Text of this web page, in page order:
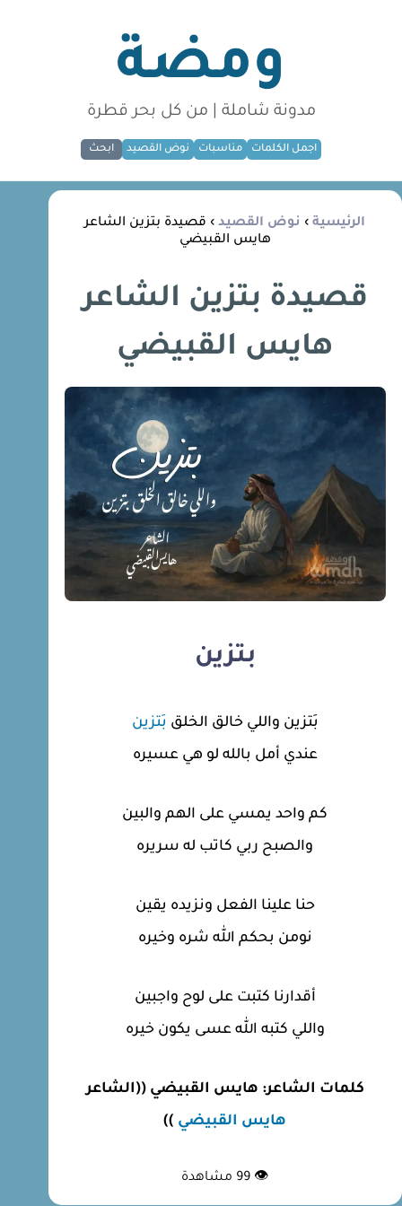
ومضة
مدونة شاملة | من كل بحر قطرة
اجمل الكلمات مناسبات نوض القصيد ابحث
الرئيسية› نوض القصيد› قصيدة بتزين الشاعر
هايس القبيضي
قصيدة بتزين الشاعر
هايس القبيضي
بتزين
بَتزين واللي خالق الخلق بَتزين
عندي أمل بالله لو هي عسيره
كم واحد يمسي على الهم والبين
والصبح ربي كاتب له سريره
حنا علينا الفعل ونزيده يقين
نومن بحكم الله شره وخيره
أقدارنا كتبت على لوح واجبين
واللي كتبه الله عسى يكون خيره
كلمات الشاعر: هايس القبيضي ((الشاعر
هايس القبيضي ))
👁
99 مشاهدة